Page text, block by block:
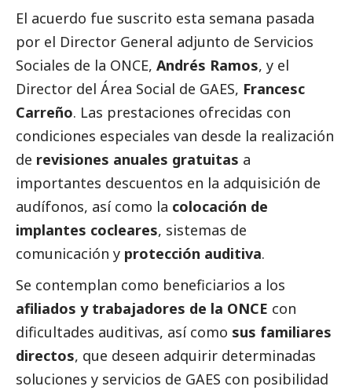
El acuerdo fue suscrito esta semana pasada
por el Director General adjunto de Servicios
Sociales de la ONCE, Andrés Ramos, y el
Director del Área Social de GAES, Francesc
Carreño. Las prestaciones ofrecidas con
condiciones especiales van desde la realización
de revisiones anuales gratuitas a
importantes descuentos en la adquisición de
audífonos, así como la colocación de
implantes cocleares, sistemas de
comunicación y protección auditiva.
Se contemplan como beneficiarios a los
afiliados y trabajadores de la ONCE con
dificultades auditivas, así como sus familiares
directos, que deseen adquirir determinadas
soluciones y servicios de GAES con posibilidad